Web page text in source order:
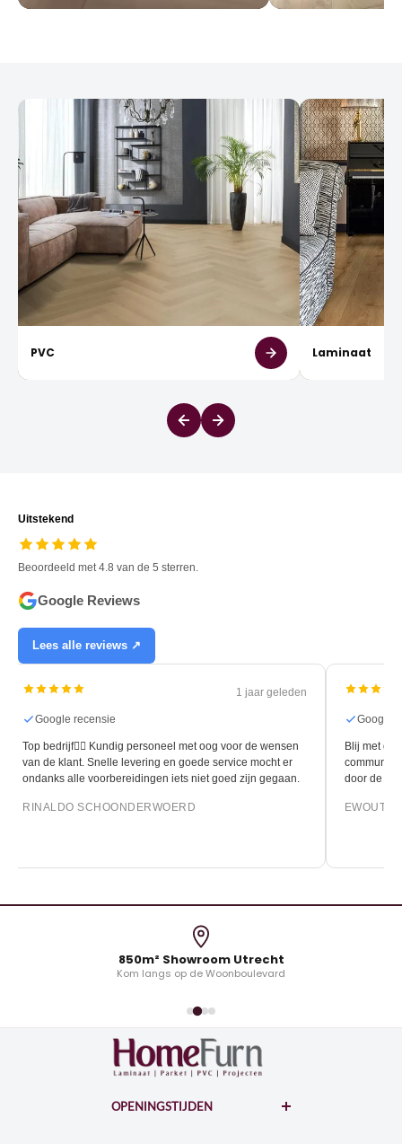
PVC Laminaat
Uitstekend
Beoordeeld met 4.8 van de 5 sterren.
Google Reviews
Lees alle reviews ↗
1 jaar geleden
Google recensie
Top bedrijf👍🏻 Kundig personeel met oog voor de wensen
van de klant. Snelle levering en goede service mocht er
ondanks alle voorbereidingen iets niet goed zijn gegaan.
RINALDO SCHOONDERWOERD
Google
Blij met de
door de
EWOUT
850m² Showroom Utrecht
Kom langs op de Woonboulevard
OPENINGSTIJDEN